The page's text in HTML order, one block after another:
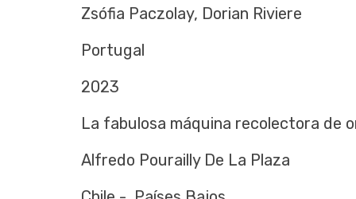
Zsófia Paczolay, Dorian Riviere
Portugal
2023
La fabulosa máquina recolectora de
Alfredo Pourailly De La Plaza